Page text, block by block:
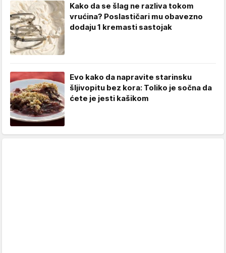
Kako da se šlag ne razliva tokom
vrućina? Poslastičari mu obavezno
dodaju 1 kremasti sastojak
Evo kako da napravite starinsku
šljivopitu bez kora: Toliko je sočna da
ćete je jesti kašikom